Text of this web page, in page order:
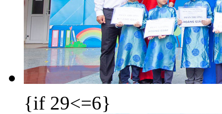
{if 29<=6}